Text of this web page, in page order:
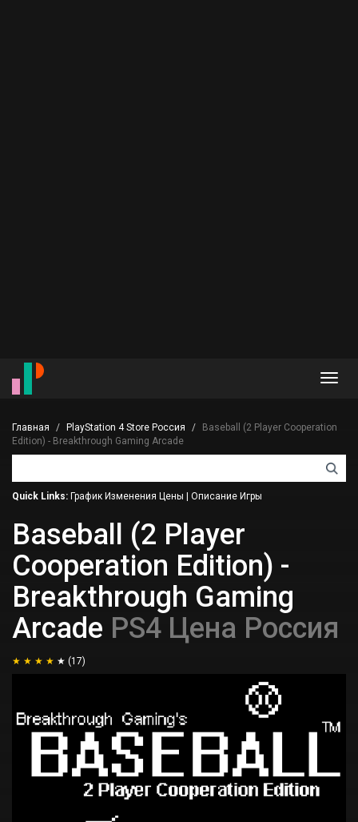
Главная PlayStation 4 Store Россия
Baseball (2 Player Cooperation
Edition) - Breakthrough Gaming Arcade
Quick Links: График Изменения Цены Описание Игры
Baseball (2 Player
Cooperation Edition) -
Breakthrough Gaming
Arcade PS4 Цена Россия
(17)